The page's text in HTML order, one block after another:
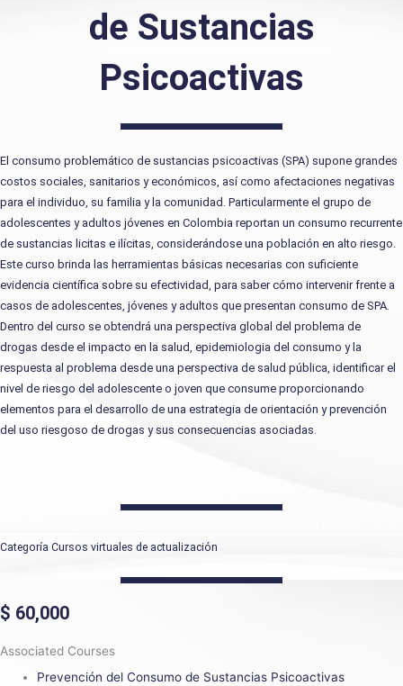
de Sustancias
Psicoactivas
El consumo problemático de sustancias psicoactivas (SPA) supone grandes
costos sociales, sanitarios y económicos, así como afectaciones negativas
para el individuo, su familia y la comunidad. Particularmente el grupo de
adolescentes y adultos jóvenes en Colombia reportan un consumo recurrente
de sustancias licitas e ilícitas, considerándose una población en alto riesgo.
Este curso brinda las herramientas básicas necesarias con suficiente
evidencia científica sobre su efectividad, para saber cómo intervenir frente a
casos de adolescentes, jóvenes y adultos que presentan consumo de SPA.
Dentro del curso se obtendrá una perspectiva global del problema de
drogas desde el impacto en la salud, epidemiologia del consumo y la
respuesta al problema desde una perspectiva de salud pública, identificar el
nivel de riesgo del adolescente o joven que consume proporcionando
elementos para el desarrollo de una estrategia de orientación y prevención
del uso riesgoso de drogas y sus consecuencias asociadas.
Categoría Cursos virtuales de actualización
$ 60,000
Associated Courses
Prevención del Consumo de Sustancias Psicoactivas